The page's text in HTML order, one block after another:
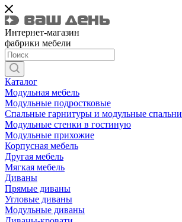
Интернет-магазин
фабрики мебели
Каталог
Модульная мебель
Модульные подростковые
Спальные гарнитуры и модульные спальни
Модульные стенки в гостиную
Модульные прихожие
Корпусная мебель
Другая мебель
Мягкая мебель
Диваны
Прямые диваны
Угловые диваны
Модульные диваны